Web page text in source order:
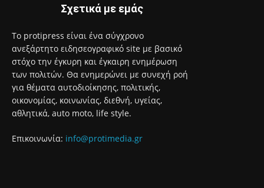
Σχετικά με εμάς
Το protipress είναι ένα σύγχρονο
ανεξάρτητο ειδησεογραφικό site με βασικό
στόχο την έγκυρη και έγκαιρη ενημέρωση
των πολιτών. Θα ενημερώνει με συνεχή ροή
για θέματα αυτοδιοίκησης, πολιτικής,
οικονομίας, κοινωνίας, διεθνή, υγείας,
αθλητικά, auto moto, life style.
Επικοινωνία: info@protimedia.gr